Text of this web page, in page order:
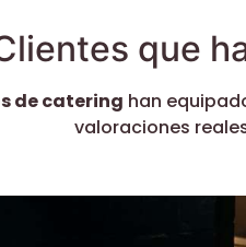
que
de catering han
valoraciones